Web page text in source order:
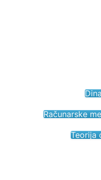
Računarske
Teorija